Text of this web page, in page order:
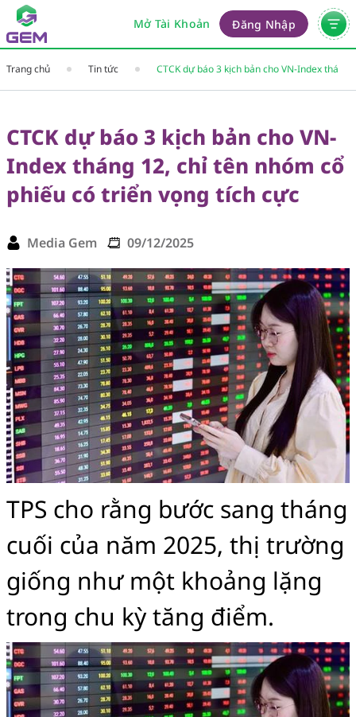
Mở Tài Khoản Đăng Nhập
Trang chủ Tin tức
CTCK dự báo 3 kịch bản cho VN-Index tháng
cực
CTCK dự báo 3 kịch bản cho VN-
Index tháng 12, chỉ tên nhóm cổ
phiếu có triển vọng tích cực
Media Gem 09/12/2025
TPS cho rằng bước sang tháng
cuối của năm 2025, thị trường
giống như một khoảng lặng
trong chu kỳ tăng điểm.